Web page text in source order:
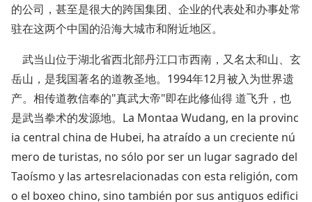
的公司，甚至是很大的跨国集团、企业的代表处和办事处常
驻在这两个中国的沿海大城市和附近地区。
武当山位于湖北省西北部丹江口市西南，又名太和山、玄
岳山，是我国著名的道教圣地。1994年12月被入为世界遗
产。相传道教信奉的"真武大帝"即在此修仙得 道飞升，也
是武当拳术的发源地。La Montaa Wudang, en la provinc
ia central china de Hubei, ha atraído a un creciente nú
mero de turistas, no sólo por ser un lugar sagrado del
Taoísmo y las artesrelacionadas con esta religión, com
o el boxeo chino, sino también por sus antiguos edifici